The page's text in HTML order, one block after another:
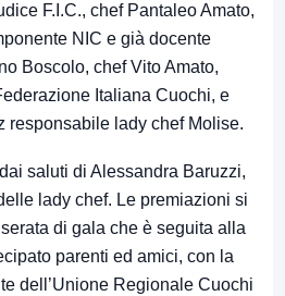
F.I.C., chef Pantaleo Amato,
NIC e già docente
Boscolo, chef Vito Amato,
Italiana Cuochi, e
responsabile lady chef Molise.
saluti di Alessandra Baruzzi,
lady chef. Le premiazioni si
di gala che è seguita alla
parenti ed amici, con la
dell’Unione Regionale Cuochi